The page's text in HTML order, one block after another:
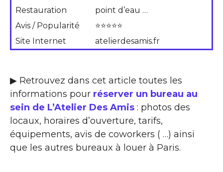
Restauration
point d’eau …
Avis / Popularité
⭐⭐⭐⭐⭐
Site Internet
atelierdesamis.fr
▶ Retrouvez dans cet article toutes les
informations pour réserver un bureau au
sein de L’Atelier Des Amis : photos des
locaux, horaires d’ouverture, tarifs,
équipements, avis de coworkers ( …) ainsi
que les autres bureaux à louer à Paris.